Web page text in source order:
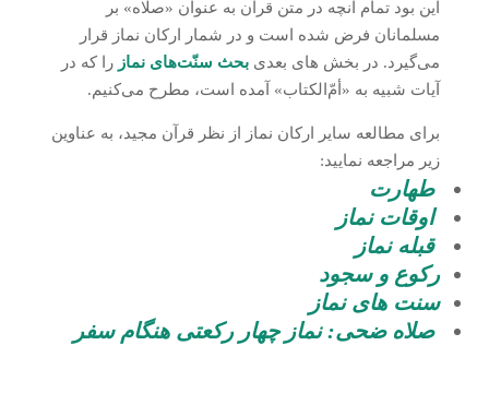
این بود تمام آنچه در متن قرآن به عنوان «صلاه» بر
مسلمانان فرض شده است و در شمار ارکان نماز قرار
می‌گیرد. در بخش های بعدی بحث سنّت‌های نماز را که در
آیات شبیه به «أمّ‌الکتاب» آمده است، مطرح می‌کنیم.
برای مطالعه سایر ارکان نماز از نظر قرآن مجید، به عناوین
زیر مراجعه نمایید:
طهارت
اوقات نماز
قبله نماز
رکوع و سجود
سنت های نماز
صلاه ضحی: نماز چهار رکعتی هنگام سفر